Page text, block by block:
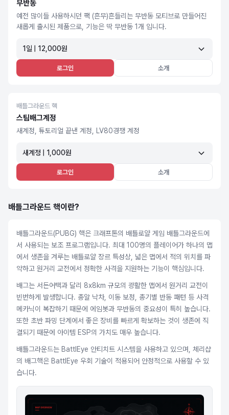
무반동
예전 많이들 사용하시던 팩 (흔무)흔들리는 무반동 모티브로 만들어진
새롭게 출시된 제품으로, 기능은 딱 무반동 1개 입니다.
1일 | 12,000원
로그인 소개
배틀그라운드 핵
스팀배그계정
새계정, 튜토리얼 끝낸 계정, LV80경쟁 계정
새계정 | 1,000원
로그인 소개
배틀그라운드 핵이란?
배틀그라운드(PUBG) 핵은 크래프톤의 배틀로얄 게임 배틀그라운드에
서 사용되는 보조 프로그램입니다. 최대 100명의 플레이어가 하나의 맵
에서 생존을 겨루는 배틀로얄 장르 특성상, 넓은 맵에서 적의 위치를 파
악하고 원거리 교전에서 정확한 사격을 지원하는 기능이 핵심입니다.
배그는 서든어택과 달리 8x8km 규모의 광활한 맵에서 원거리 교전이
빈번하게 발생합니다. 총알 낙차, 이동 보정, 총기별 반동 패턴 등 사격
메카닉이 복잡하기 때문에 에임봇과 무반동의 중요성이 특히 높습니다.
또한 초반 파밍 단계에서 좋은 장비를 빠르게 확보하는 것이 생존에 직
결되기 때문에 아이템 ESP의 가치도 매우 높습니다.
배틀그라운드는 BattlEye 안티치트 시스템을 사용하고 있으며, 체리샵
의 배그핵은 BattlEye 우회 기술이 적용되어 안정적으로 사용할 수 있
습니다.